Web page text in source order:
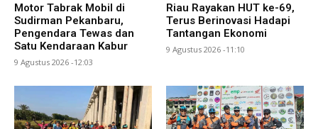
Motor Tabrak Mobil di
Sudirman Pekanbaru,
Pengendara Tewas dan
Satu Kendaraan Kabur
9 Agustus 2026 -12:03
Riau Rayakan HUT ke-69,
Terus Berinovasi Hadapi
Tantangan Ekonomi
9 Agustus 2026 -11:10